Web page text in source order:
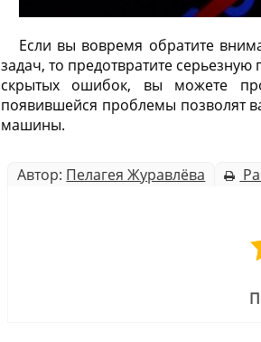
Если вы вовремя обратите
задач, то предотвратите
скрытых ошибок, вы можете
появившейся проблемы позволят
машины.
Автор: Пелагея Журавлёва